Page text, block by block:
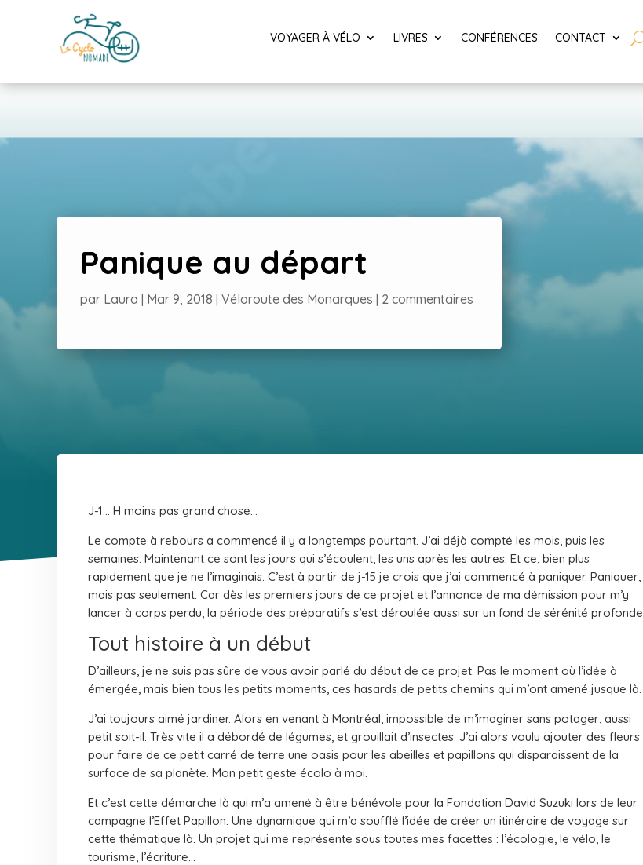
VOYAGER À VÉLO LIVRES CONFÉRENCES CONTACT
Panique au départ
par Laura Mar 9, 2018 Véloroute des Monarques 2 commentaires
J-1… H moins pas grand chose…
Le compte à rebours a commencé il y a longtemps pourtant. J’ai déjà compté les mois, puis les
semaines. Maintenant ce sont les jours qui s’écoulent, les uns après les autres. Et ce, bien plus
rapidement que je ne l’imaginais. C’est à partir de j-15 je crois que j’ai commencé à paniquer. Paniquer,
mais pas seulement. Car dès les premiers jours de ce projet et l’annonce de ma démission pour m’y
lancer à corps perdu, la période des préparatifs s’est déroulée aussi sur un fond de sérénité profonde.
Tout histoire à un début
D’ailleurs, je ne suis pas sûre de vous avoir parlé du début de ce projet. Pas le moment où l’idée à
émergée, mais bien tous les petits moments, ces hasards de petits chemins qui m’ont amené jusque là.
J’ai toujours aimé jardiner. Alors en venant à Montréal, impossible de m’imaginer sans potager, aussi
petit soit-il. Très vite il a débordé de légumes, et grouillait d’insectes. J’ai alors voulu ajouter des fleurs
pour faire de ce petit carré de terre une oasis pour les abeilles et papillons qui disparaissent de la
surface de sa planète. Mon petit geste écolo à moi.
Et c’est cette démarche là qui m’a amené à être bénévole pour la Fondation David Suzuki lors de leur
campagne l’Effet Papillon. Une dynamique qui m’a soufflé l’idée de créer un itinéraire de voyage sur
cette thématique là. Un projet qui me représente sous toutes mes facettes : l’écologie, le vélo, le
tourisme, l’écriture…